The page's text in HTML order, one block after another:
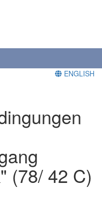
ENGLISH
(78/ 42 C)